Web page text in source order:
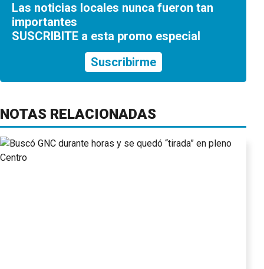
Las noticias locales nunca fueron tan
importantes
SUSCRIBITE a esta promo especial
Suscribirme
NOTAS RELACIONADAS